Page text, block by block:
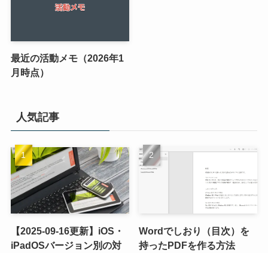
最近の活動メモ（2026年1
月時点）
人気記事
【2025-09-16更新】iOS・
iPadOSバージョン別の対
Wordでしおり（目次）を
持ったPDFを作る方法